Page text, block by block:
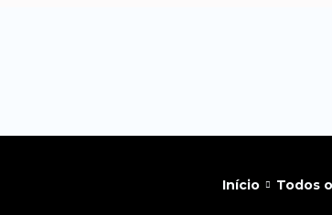
Início Todos